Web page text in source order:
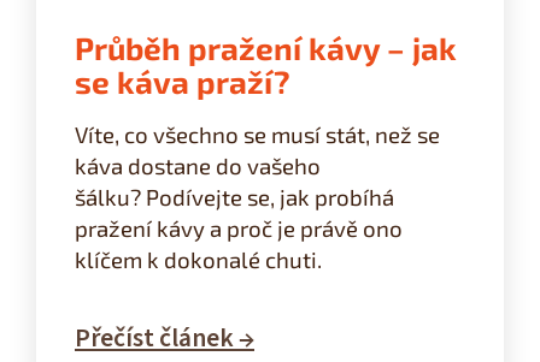
Průběh pražení kávy – jak
se káva praží?
Víte, co všechno se musí stát, než se
káva dostane do vašeho
šálku? Podívejte se, jak probíhá
pražení kávy a proč je právě ono
klíčem k dokonalé chuti.
Přečíst článek →